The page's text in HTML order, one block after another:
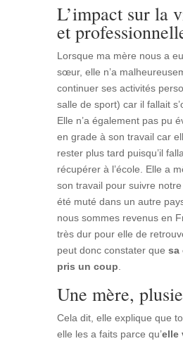
L’impact sur la
et
Lorsque ma mère nous a
sœur, elle n’a
continuer ses activités
salle de sport) car il fallait
Elle n’a également pas pu
en grade à son travail car
rester plus tard puisqu’il
récupérer à l’école. Elle a
son travail pour suivre
été muté dans un autre
nous sommes revenus en
très dur pour elle de
peut donc constater que sa
pris un coup
Une mère,
Cela dit, elle explique que
elle les a faits parce qu’elle